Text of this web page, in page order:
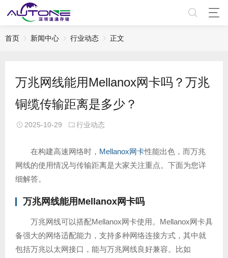
首页 新闻中心 行业动态 正文
万兆网线能用Mellanox网卡吗？万兆
铜缆传输距离是多少？
2025-10-29 行业动态
在构建高速网络时， Mellanox网卡性能出色，而万兆
网线的使用情况与传输距离是大家关注重点。下面为您详
细解答。
万兆网线能用 Mellanox网卡吗
万兆网线可以搭配Mellanox网卡使用。Mellanox网卡具
备强大的网络适配能力，支持多种网络连接方式，其中就
包括万兆以太网接口，能与万兆网线良好兼容。比如